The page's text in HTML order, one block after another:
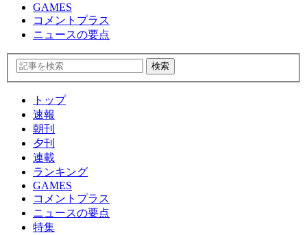
GAMES
コメントプラス
ニュースの要点
トップ
速報
朝刊
夕刊
連載
ランキング
GAMES
コメントプラス
ニュースの要点
特集